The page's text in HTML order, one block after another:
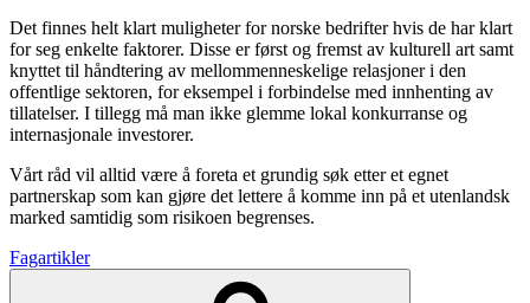
Det finnes helt klart muligheter for norske bedrifter hvis de har klart
for seg enkelte faktorer. Disse er først og fremst av kulturell art samt
knyttet til håndtering av mellommenneskelige relasjoner i den
offentlige sektoren, for eksempel i forbindelse med innhenting av
tillatelser. I tillegg må man ikke glemme lokal konkurranse og
internasjonale investorer.
Vårt råd vil alltid være å foreta et grundig søk etter et egnet
partnerskap som kan gjøre det lettere å komme inn på et utenlandsk
marked samtidig som risikoen begrenses.
Fagartikler